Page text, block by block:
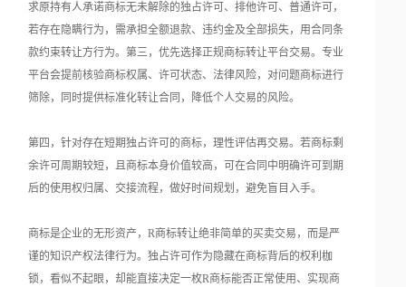
求原持有人承诺商标无未解除的独占许可、排他许可、普通许可，
若存在隐瞒行为，需承担全额退款、违约金及全部损失，用合同条
款约束转让方行为。第三，优先选择正规商标转让平台交易。专业
平台会提前核验商标权属、许可状态、法律风险，对问题商标进行
筛除，同时提供标准化转让合同，降低个人交易的风险。
第四，针对存在短期独占许可的商标，理性评估再交易。若商标剩
余许可周期较短，且商标本身价值较高，可在合同中明确许可到期
后的使用权归属、交接流程，做好时间规划，避免盲目入手。
商标是企业的无形资产，R商标转让绝非简单的买卖交易，而是严
谨的知识产权法律行为。独占许可作为隐藏在商标背后的权利枷
锁，看似不起眼，却能直接决定一枚R商标能否正常使用、实现商